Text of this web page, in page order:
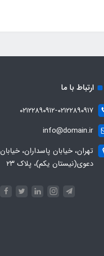
ارتباط با ما
۰۲۱۲۲۸۹۰۹۱۲-۰۲۱۲۲۸۹۰۹۱۷
info@domain.ir
تهران، خیابان پاسداران، خیابان
دعوی(نیستان یکم)، پلاک ۲۳